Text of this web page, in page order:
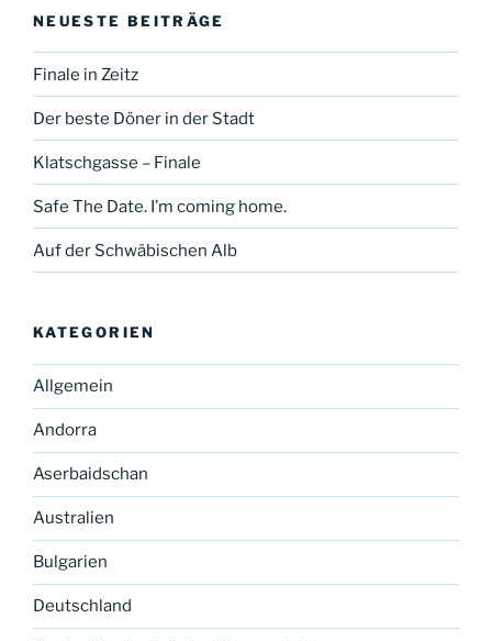
NEUESTE BEITRÄGE
Finale in Zeitz
Der beste Döner in der Stadt
Klatschgasse – Finale
Safe The Date. I’m coming home.
Auf der Schwäbischen Alb
KATEGORIEN
Allgemein
Andorra
Aserbaidschan
Australien
Bulgarien
Deutschland